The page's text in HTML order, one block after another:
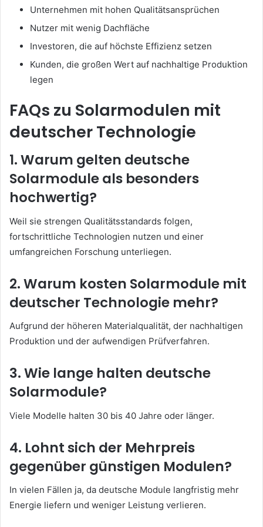
Unternehmen mit hohen Qualitätsansprüchen
Nutzer mit wenig Dachfläche
Investoren, die auf höchste Effizienz setzen
Kunden, die großen Wert auf nachhaltige Produktion
legen
FAQs zu Solarmodulen mit
deutscher Technologie
1. Warum gelten deutsche
Solarmodule als besonders
hochwertig?
Weil sie strengen Qualitätsstandards folgen,
fortschrittliche Technologien nutzen und einer
umfangreichen Forschung unterliegen.
2. Warum kosten Solarmodule mit
deutscher Technologie mehr?
Aufgrund der höheren Materialqualität, der nachhaltigen
Produktion und der aufwendigen Prüfverfahren.
3. Wie lange halten deutsche
Solarmodule?
Viele Modelle halten 30 bis 40 Jahre oder länger.
4. Lohnt sich der Mehrpreis
gegenüber günstigen Modulen?
In vielen Fällen ja, da deutsche Module langfristig mehr
Energie liefern und weniger Leistung verlieren.